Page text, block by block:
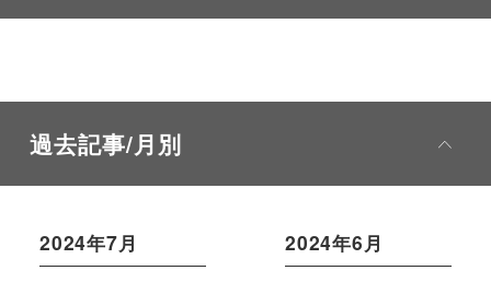
過去記事/月別
2024年7月 2024年6月